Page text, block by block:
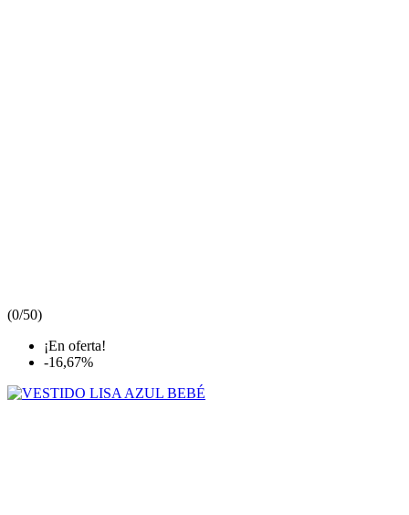
(0/50)
¡En oferta!
-16,67%